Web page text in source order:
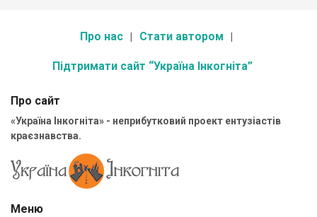
Про нас Стати автором
Підтримати сайт “Україна Інкогніта”
Про сайт
«Україна Інкогніта» - неприбутковий проект ентузіастів
краєзнавства.
Меню